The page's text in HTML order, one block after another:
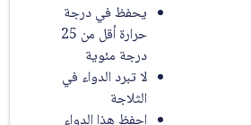
يحفظ في درجة
حرارة أقل من 25
درجة مئوية
لا تبرد الدواء في
الثلاجة